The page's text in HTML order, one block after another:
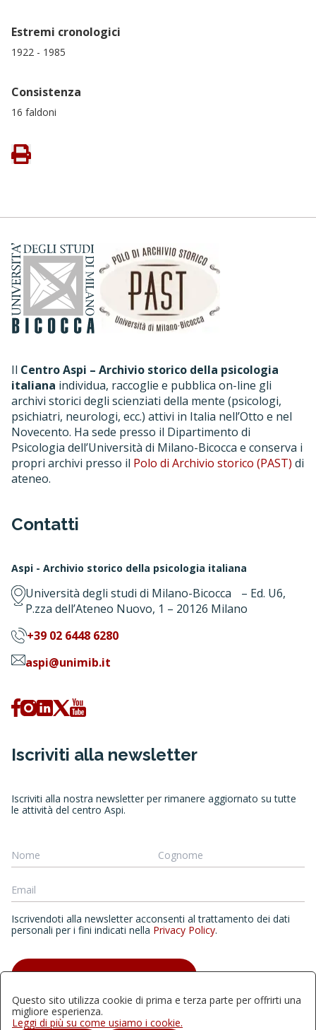
Estremi cronologici
1922 - 1985
Consistenza
16 faldoni
Il Centro Aspi – Archivio storico della psicologia
italiana individua, raccoglie e pubblica on-line gli
archivi storici degli scienziati della mente (psicologi,
psichiatri, neurologi, ecc.) attivi in Italia nell’Otto e nel
Novecento. Ha sede presso il Dipartimento di
Psicologia dell’Università di Milano-Bicocca e conserva i
propri archivi presso il Polo di Archivio storico (PAST) di
ateneo.
Contatti
Aspi - Archivio storico della psicologia italiana
Università degli studi di Milano-Bicocca – Ed. U6,
P.zza dell’Ateneo Nuovo, 1 – 20126 Milano
+39 02 6448 6280
aspi@unimib.it
Iscriviti alla newsletter
Iscriviti alla nostra newsletter per rimanere aggiornato su tutte
le attività del centro Aspi.
Iscrivendoti alla newsletter acconsenti al trattamento dei dati
personali per i fini indicati nella Privacy Policy.
ISCRIVITI ALLA NEWSLETTER
Questo sito utilizza cookie di prima e terza parte per offrirti una
migliore esperienza.
Leggi di più su come usiamo i cookie.